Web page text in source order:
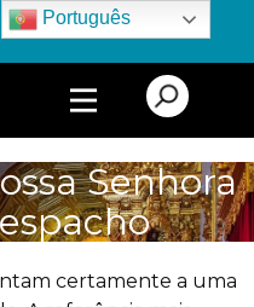
Português
Senhora
certamente a uma